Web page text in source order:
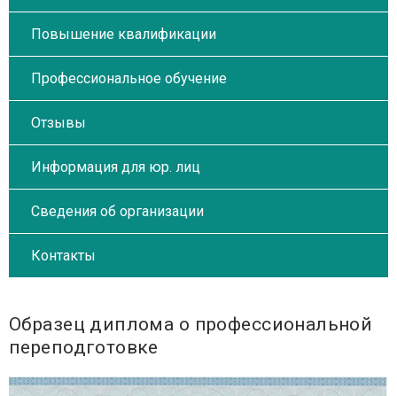
Повышение квалификации
Профессиональное обучение
Отзывы
Информация для юр. лиц
Сведения об организации
Контакты
Образец диплома о профессиональной
переподготовке